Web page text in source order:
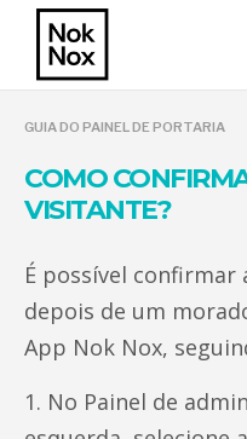
GUIA DO PAINEL DE PORTARIA
COMO
VISITANTE?
É possível
depois de um
App Nok Nox,
1. No Painel de